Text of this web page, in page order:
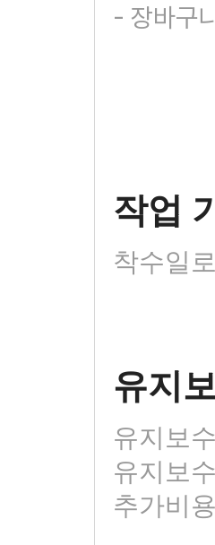
- 장바구
작업
착수일
유지
유지보
유지보
추가비